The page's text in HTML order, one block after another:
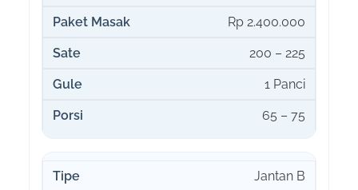
Rp 2.400.000
200 – 225
1 Panci
65 – 75
Jantan B